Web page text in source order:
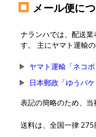
メール便に
ナランハでは、配送
す。 主にヤマト運輸
ヤマト運輸「ネコ
日本郵政「ゆうパ
表記の簡略のため、
送料は、全国一律 275